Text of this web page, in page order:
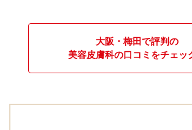
大阪・梅田で評判の
美容皮膚科の口コミをチェッ